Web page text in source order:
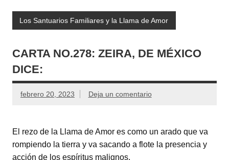
Los Santuarios Familiares y la Llama de Amor
CARTA NO.278: ZEIRA, DE MÉXICO
DICE:
febrero 20, 2023 Deja un comentario
El rezo de la Llama de Amor es como un arado que va
rompiendo la tierra y va sacando a flote la presencia y
acción de los espíritus malignos.